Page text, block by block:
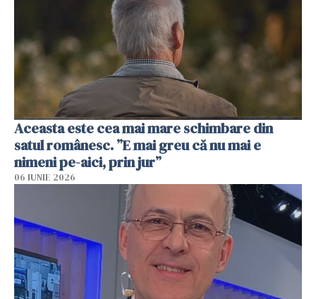
Aceasta este cea mai mare schimbare din
satul românesc. ”E mai greu că nu mai e
nimeni pe-aici, prin jur”
06 IUNIE 2026